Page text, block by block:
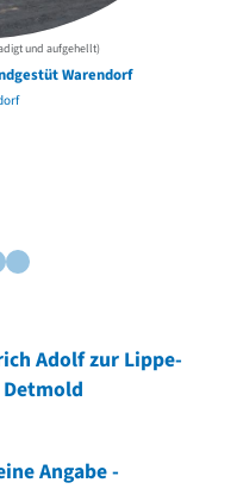
und aufgehellt)
Warendorf
Adolf zur Lippe-
Detmold
Angabe -